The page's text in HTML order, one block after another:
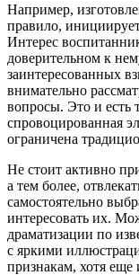
Например,
правило,
Интерес
доверительном к
заинтересованных
внимательно
вопросы. Это и есть
спровоцированная
ограничена
Не стоит активно
а тем более,
самостоятельно
интересовать их.
драматизации по
с яркими
признакам, хотя еще